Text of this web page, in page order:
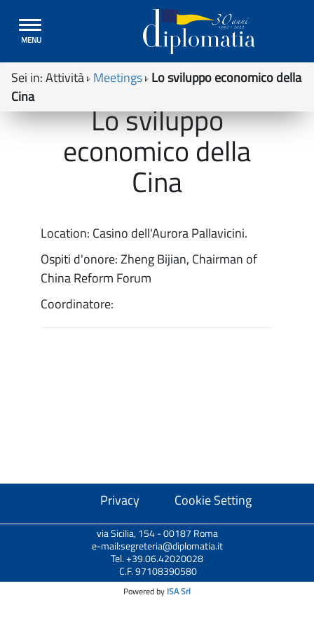
Toggle
navigation
MENU
Sei in:Attività Meetings Lo sviluppo economico della
Cina
Lo sviluppo
economico della
Cina
Location: Casino dell'Aurora Pallavicini.
Ospiti d'onore: Zheng Bijian, Chairman of
China Reform Forum
Coordinatore:
Privacy Cookie Setting
via Sicilia, 154 - 00187 Roma
e-mail:segreteria@diplomatia.it
Tel. +39.06.42020028
C.F. 97108390580
Powered by ISA Srl